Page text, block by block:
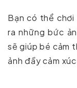
Bạn có thể
ra những bức
sẽ giúp bé cảm
ảnh đầy cảm